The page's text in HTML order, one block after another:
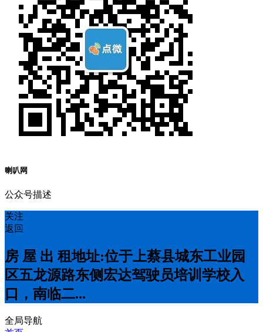
喇叭网
公众号描述
关注
返回
房 屋 出 租地址:位于上蔡县城东工业园
区五龙源路东侧宏达驾驶员培训学校入
口，南临二...
全局导航